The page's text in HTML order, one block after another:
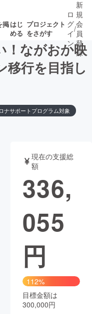
掲はじ
める
プロジェクト
をさがす
ゲーム・サ
書籍・雑誌
チャレンジ
Creation
コミュニティ
ロ
グ
イ
ン
/
新
規
会
員
登
録
！ながおか映
移行を目指し
ナサポートプログラム対象
現在の支援総
額
336,
055
円
112%
目標金額は
300,000円